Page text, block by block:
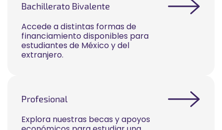
Bachillerato Bivalente
Accede a distintas formas de
financiamiento disponibles para
estudiantes de México y del
extranjero.
Profesional
Explora nuestras becas y apoyos